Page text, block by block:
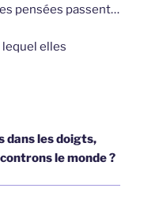
pensées passent…
lequel elles
dans les doigts,
le monde ?